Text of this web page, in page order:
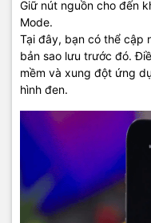
Giữ nút nguồn cho đến
Mode.
Tại đây, bạn có thể cập
bản sao lưu trước đó.
mềm và xung đột ứng
hình đen.